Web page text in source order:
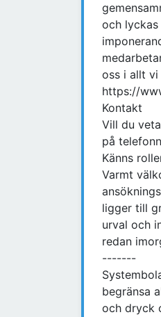
och
oss i allt
https://
Kontakt
Vill du
på
Känns
Varmt
ligger till
urval och
redan
-------
begränsa
och dryck